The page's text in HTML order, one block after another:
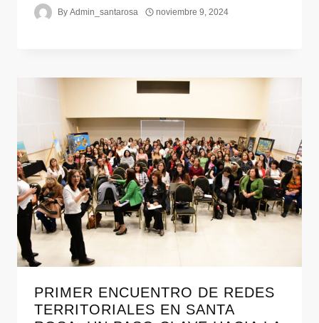
By Admin_santarosa noviembre 9, 2024
PRIMER ENCUENTRO DE REDES
TERRITORIALES EN SANTA